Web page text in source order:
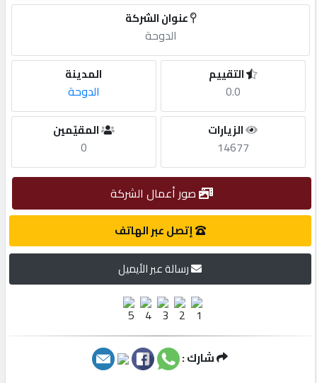
أضف
طلب
شركات
عنوان الشركة
الدوحة
المدينة
الدوحة
التقييم
0.0
المقيّمين
0
الزيارات
14677
صور أعمال الشركة
إتصل عبر الهاتف
رسالة عبر الأيميل
شارك :